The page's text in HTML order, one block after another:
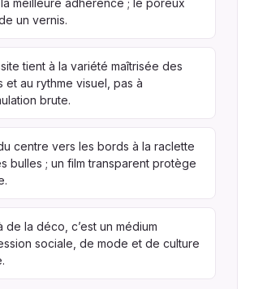
meilleure adhérence ; le poreux
un vernis.
tient à la variété maîtrisée des
et au rythme visuel, pas à
brute.
centre vers les bords à la raclette
bulles ; un film transparent protège
de la déco, c’est un médium
sociale, de mode et de culture